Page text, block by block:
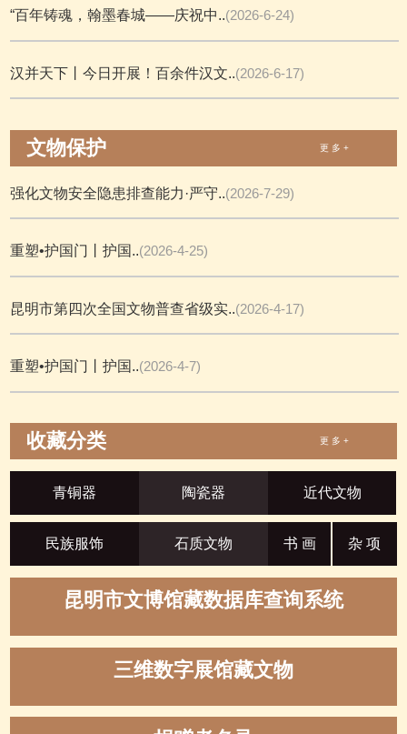
“百年铸魂，翰墨春城——庆祝中..(2026-6-24)
汉并天下丨今日开展！百余件汉文..(2026-6-17)
文物保护 更 多 +
强化文物安全隐患排查能力·严守..(2026-7-29)
重塑•护国门丨护国..(2026-4-25)
昆明市第四次全国文物普查省级实..(2026-4-17)
重塑•护国门丨护国..(2026-4-7)
收藏分类 更 多 +
青铜器 陶瓷器 近代文物
民族服饰 石质文物 书 画 杂 项
昆明市文博馆藏数据库查询系统
三维数字展馆藏文物